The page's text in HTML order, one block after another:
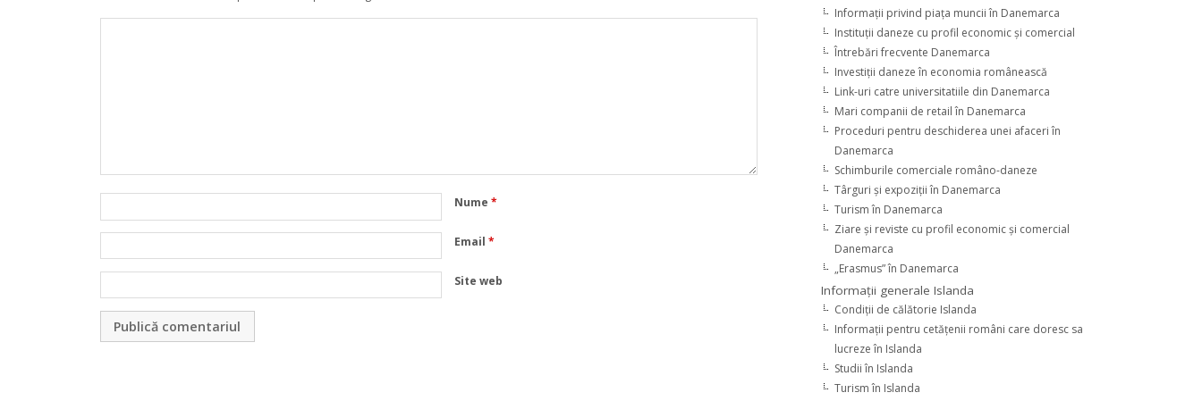
Nume *
Email *
Site web
Informaţii privind piaţa muncii în Danemarca
Instituţii daneze cu profil economic şi comercial
Întrebări frecvente Danemarca
Investiţii daneze în economia românească
Link-uri catre universitatiile din Danemarca
Mari companii de retail în Danemarca
Proceduri pentru deschiderea unei afaceri în
Danemarca
Schimburile comerciale româno-daneze
Târguri şi expoziţii în Danemarca
Turism în Danemarca
Ziare şi reviste cu profil economic şi comercial
Danemarca
„Erasmus” în Danemarca
Informaţii generale Islanda
Condiţii de călătorie Islanda
Informaţii pentru cetăţenii români care doresc sa
lucreze în Islanda
Studii în Islanda
Turism în Islanda